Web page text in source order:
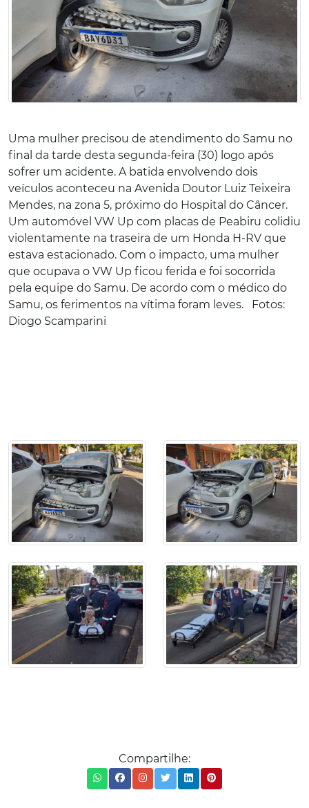
Uma mulher precisou de atendimento do Samu no
final da tarde desta segunda-feira (30) logo após
sofrer um acidente. A batida envolvendo dois
veículos aconteceu na Avenida Doutor Luiz Teixeira
Mendes, na zona 5, próximo do Hospital do Câncer.
Um automóvel VW Up com placas de Peabiru colidiu
violentamente na traseira de um Honda H-RV que
estava estacionado. Com o impacto, uma mulher
que ocupava o VW Up ficou ferida e foi socorrida
pela equipe do Samu. De acordo com o médico do
Samu, os ferimentos na vítima foram leves. Fotos:
Diogo Scamparini
Compartilhe: